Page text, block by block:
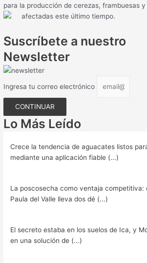
para la producción de cerezas, frambuesas
afectadas este último tiempo.
Suscríbete a nuestro
Newsletter
Ingresa tu correo electrónico
CONTINUAR
Lo Más Leído
Crece la tendencia de aguacates listos
mediante una aplicación fiable (...)
La poscosecha como ventaja competitiva:
Paula del Valle lleva dos dé (...)
El secreto estaba en los suelos de Ica, y
en una solución de (...)